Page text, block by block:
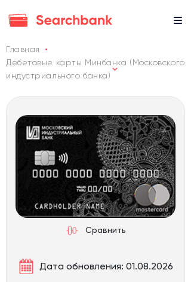
Главная
Дебетовые карты Минбанка (Московского
индустриального банка)
Сравнить
Дата обновления: 01.08.2026